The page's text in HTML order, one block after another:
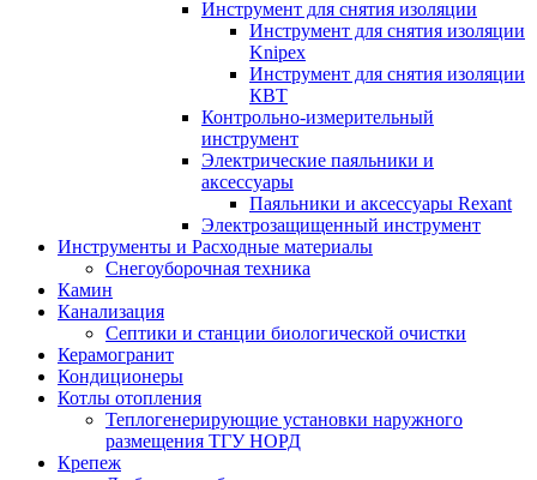
Инструмент для снятия изоляции
Инструмент для снятия изоляции
Knipex
Инструмент для снятия изоляции
КВТ
Контрольно-измерительный
инструмент
Электрические паяльники и
аксессуары
Паяльники и аксессуары Rexant
Электрозащищенный инструмент
Инструменты и Расходные материалы
Снегоуборочная техника
Камин
Канализация
Септики и станции биологической очистки
Керамогранит
Кондиционеры
Котлы отопления
Теплогенерирующие установки наружного
размещения ТГУ НОРД
Крепеж